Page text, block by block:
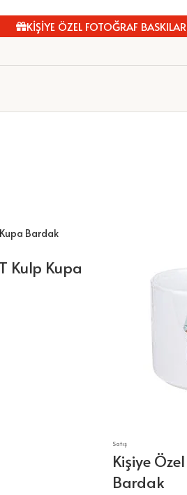
KİŞİYE ÖZEL FOTOĞRAF BASKILARI
Kulp Kupa
Satış
Kişiye
Bardak